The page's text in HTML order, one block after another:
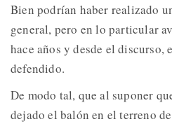
Bien podrían haber realizado
general, pero en lo particular
hace años y desde el discurso,
defendido.
De modo tal, que al suponer
dejado el balón en el terreno